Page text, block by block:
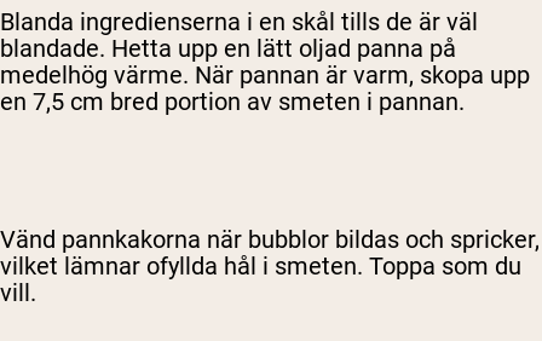
Blanda ingredienserna i en skål tills de är väl
blandade. Hetta upp en lätt oljad panna på
medelhög värme. När pannan är varm, skopa upp
en 7,5 cm bred portion av smeten i pannan.
Vänd pannkakorna när bubblor bildas och spricker,
vilket lämnar ofyllda hål i smeten. Toppa som du
vill.